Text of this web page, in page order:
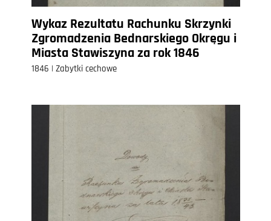
Wykaz Rezultatu Rachunku Skrzynki
Zgromadzenia Bednarskiego Okręgu i
Miasta Stawiszyna za rok 1846
1846 | Zabytki cechowe